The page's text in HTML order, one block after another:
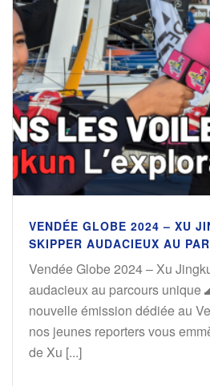
VENDÉE GLOBE 2024 – XU
SKIPPER AUDACIEUX AU
Vendée Globe 2024 – Xu
audacieux au parcours unique
nouvelle émission dédiée au
nos jeunes reporters vous
de Xu [...]